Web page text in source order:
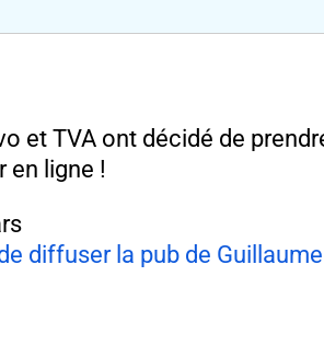
et TVA ont décidé de
en ligne !
diffuser la pub de